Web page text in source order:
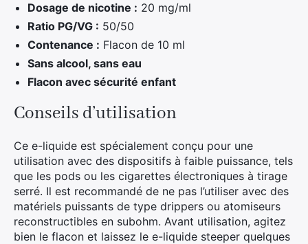
Dosage de nicotine : 20 mg/ml
Ratio PG/VG : 50/50
Contenance : Flacon de 10 ml
Sans alcool, sans eau
Flacon avec sécurité enfant
Conseils d’utilisation
Ce e-liquide est spécialement conçu pour une
utilisation avec des dispositifs à faible puissance, tels
que les pods ou les cigarettes électroniques à tirage
serré. Il est recommandé de ne pas l’utiliser avec des
matériels puissants de type drippers ou atomiseurs
reconstructibles en subohm. Avant utilisation, agitez
bien le flacon et laissez le e-liquide steeper quelques